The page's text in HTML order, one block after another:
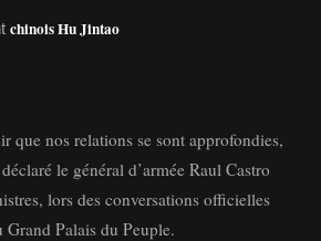
chinois Hu Jintao
que nos relations se sont approfondies,
le général d’armée Raul Castro
lors des conversations officielles
Palais du Peuple.